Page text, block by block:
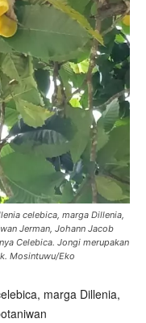
celebica, marga Dillenia,
Jerman, Johann Jacob
Celebica. Jongi merupakan
Mosintuwu/Eko
marga Dillenia,